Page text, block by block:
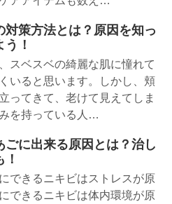
対策方法とは？原因を知っ
！
スベスベの綺麗な肌に憧れて
いると思います。しかし、頬
ってきて、老けて見えてしま
を持っている人…
ごに出来る原因とは？治し
！
できるニキビはストレスが原
できるニキビは体内環境が原